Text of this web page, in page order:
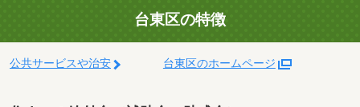
台東区の特徴
公共サービスや治安 台東区のホームページ